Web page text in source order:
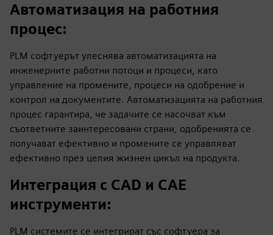
Автоматизация на работния
процес:
PLM софтуерът улеснява автоматизацията на
инженерните работни потоци и процеси, като
управление на промените, процеси на одобрение и
контрол на документите. Автоматизацията на работния
процес гарантира, че задачите се насочват към
съответните заинтересовани страни, одобренията се
получават ефективно и промените се управляват
ефективно през целия жизнен цикъл на продукта.
Интеграция с CAD и CAE
инструменти:
PLM системите се интегрират със софтуера за